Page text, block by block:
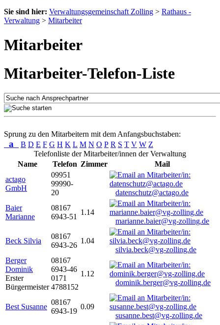
Sie sind hier: Verwaltungsgemeinschaft Zolling > Rathaus -
Verwaltung > Mitarbeiter
Mitarbeiter
Mitarbeiter-Telefon-Liste
Sprung zu den Mitarbeitern mit dem Anfangsbuchstaben:
a B D E F G H K L M N O P R S T V W Z
Telefonliste der Mitarbeiter/innen der Verwaltung
Name
Telefon Zimmer
Mail
actago
GmbH
09951
99990-
20
datenschutz@actago.de
Baier
Marianne
08167
6943-51
1.14
marianne.baier@vg-zolling.de
Beck Silvia
08167
6943-26
1.04
silvia.beck@vg-zolling.de
Berger
Dominik
Erster
Bürgermeister
08167
6943-46
0171
4788152
1.12
dominik.berger@vg-zolling.de
Best Susanne
08167
6943-19
0.09
susanne.best@vg-zolling.de